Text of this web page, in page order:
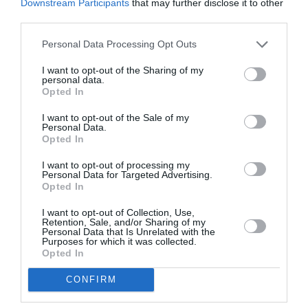
Downstream Participants that may further disclose it to other
Personal Data Processing Opt Outs
I want to opt-out of the Sharing of my
personal data.
Opted In
I want to opt-out of the Sale of my
Personal Data.
Opted In
I want to opt-out of processing my
Personal Data for Targeted Advertising.
Opted In
I want to opt-out of Collection, Use,
Retention, Sale, and/or Sharing of my
Personal Data that Is Unrelated with the
Purposes for which it was collected.
Opted In
CONFIRM
Σχετικά Άρθρα
Σκηνή: Ανακοίνωση
ακρόασης για την
κάλυψη θέσης
Βιολοντσέλα
Μουσείο
Θεσσαλονίκης: Στο
Πανσελήνου